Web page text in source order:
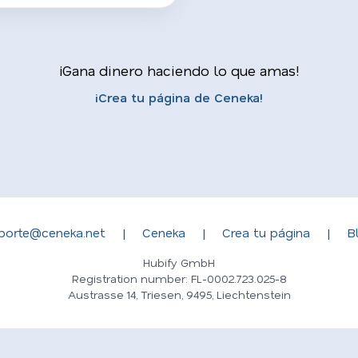
¡Gana dinero haciendo lo que amas!
¡Crea tu página de Ceneka!
| Ceneka | Crea tu página |
Hubify GmbH
Registration number: FL-0002.723.025-8
Austrasse 14, Triesen, 9495, Liechtenstein